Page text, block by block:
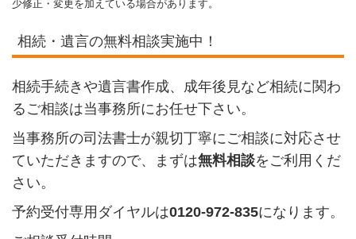
少修正・変更を加えている場合があります。
相続・遺言の無料相談実施中！
相続手続きや遺言書作成、成年後見など相続に関わ
るご相談は当事務所にお任せ下さい。
当事務所の司法書士が親切丁寧にご相談に対応させ
ていただきますので、まずは無料相談をご利用くだ
さい。
予約受付専用ダイヤルは0120-972-835になります。